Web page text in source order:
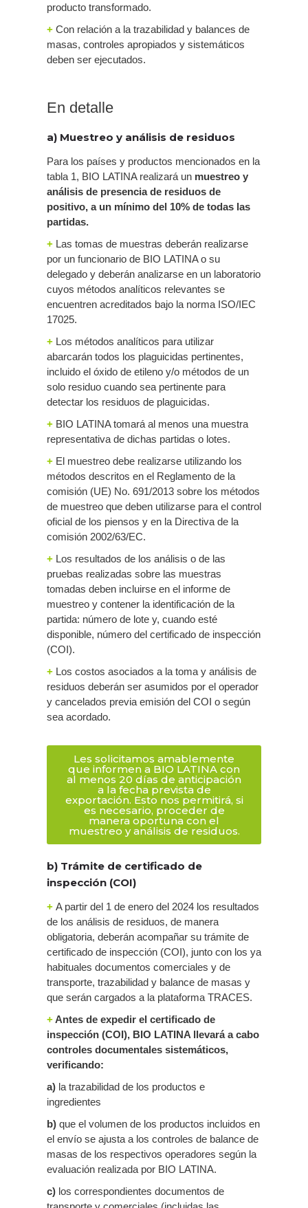
producto transformado.
+ Con relación a la trazabilidad y balances de
masas, controles apropiados y sistemáticos
deben ser ejecutados.
En detalle
a) Muestreo y análisis de residuos
Para los países y productos mencionados en la
tabla 1, BIO LATINA realizará un muestreo y
análisis de presenciade residuos de
positivo, a un mínimo del 10% de todas las
partidas.
+ Las tomas de muestras deberán realizarse
por un funcionario de BIO LATINA o su
delegado y deberán analizarse en un laboratorio
cuyos métodos analíticos relevantes se
encuentren acreditados bajo la norma ISO/IEC
17025.
+ Los métodos analíticos para utilizar
abarcarán todos los plaguicidas pertinentes,
incluido el óxido de etileno y/o métodos de un
solo residuo cuando sea pertinente para
detectar los residuos de plaguicidas.
+ BIO LATINA tomará al menos una muestra
representativa de dichas partidas o lotes.
+ El muestreo debe realizarse utilizando los
métodos descritos en el Reglamento de la
comisión (UE) No. 691/2013 sobre los métodos
de muestreo que deben utilizarse para el control
oficial de los piensos y en la Directiva de la
comisión 2002/63/EC.
+ Los resultados de los análisis o de las
pruebas realizadas sobre las muestras
tomadas deben incluirse en el informe de
muestreo y contener la identificación de la
partida: número de lote y, cuando esté
disponible, número del certificado de inspección
(COI).
+ Los costos asociados a la toma y análisis de
residuos deberán ser asumidos por el operador
y cancelados previa emisión del COI o según
sea acordado.
Les solicitamos amablemente
que informen a BIO LATINA con
al menos 20 días de anticipación
a la fecha prevista de
exportación. Esto nos permitirá, si
es necesario, proceder de
manera oportuna con el
muestreo y análisis de residuos.
b) Trámite de certificado de
inspección (COI)
+ A partir del 1 de enero del 2024 los resultados
de los análisis de residuos, de manera
obligatoria, deberán acompañar su trámite de
certificado de inspección (COI), junto con los ya
habituales documentos comerciales y de
transporte, trazabilidad y balance de masas y
que serán cargados a la plataforma TRACES.
+Antes de expedir el certificado de
inspección (COI), BIO LATINA llevará a cabo
controles documentales sistemáticos,
verificando:
a) la trazabilidad de los productos e
ingredientes
b) que el volumen de los productos incluidos en
el envío se ajusta a los controles de balance de
masas de los respectivos operadores según la
evaluación realizada por BIO LATINA.
c) los correspondientes documentos de